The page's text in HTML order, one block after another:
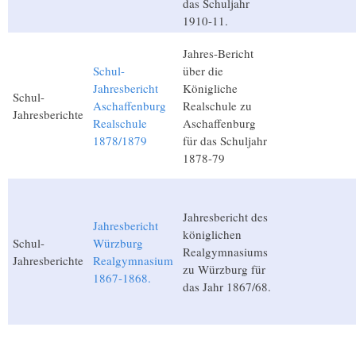
das Schuljahr
1910-11.
Schul-
Jahresberichte
Schul-
Jahresbericht
Aschaffenburg
Realschule
1878/1879
Jahres-Bericht
über die
Königliche
Realschule zu
Aschaffenburg
für das Schuljahr
1878-79
Schul-
Jahresberichte
Jahresbericht
Würzburg
Realgymnasium
1867-1868.
Jahresbericht des
königlichen
Realgymnasiums
zu Würzburg für
das Jahr 1867/68.